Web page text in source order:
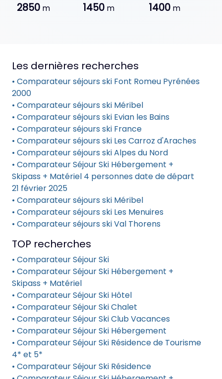
2850 m 1450 m 1400m
Les dernières recherches
• Comparateur séjours ski Font Romeu Pyrénées
2000
• Comparateur séjours ski Méribel
• Comparateur séjours ski Evian les Bains
• Comparateur séjours ski France
• Comparateur séjours ski Les Carroz d'Araches
• Comparateur séjours ski Alpes du Nord
• Comparateur Séjour Ski Hébergement +
Skipass + Matériel 4 personnes date de départ
21 février 2025
• Comparateur séjours ski Méribel
• Comparateur séjours ski Les Menuires
• Comparateur séjours ski Val Thorens
TOP recherches
• Comparateur Séjour Ski
• Comparateur Séjour Ski Hébergement +
Skipass + Matériel
• Comparateur Séjour Ski Hôtel
• Comparateur Séjour Ski Chalet
• Comparateur Séjour Ski Club Vacances
• Comparateur Séjour Ski Hébergement
• Comparateur Séjour Ski Résidence de Tourisme
4* et 5*
• Comparateur Séjour Ski Résidence